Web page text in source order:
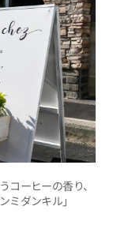
ーヒーの香り、
ミダンキル」